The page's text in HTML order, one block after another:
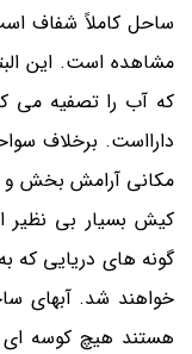
ساحل کاملاً شفاف
مشاهده است. این
که آب را تصفیه می
دارااست. برخلاف
مکانی آرامش بخش و
کیش بسیار بی نظیر
گونه های دریایی که
خواهند شد. آبهای
هستند هیچ کوسه ای